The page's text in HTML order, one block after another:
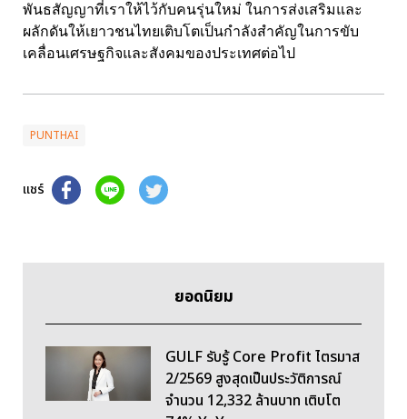
พันธสัญญาที่เราให้ไว้กับคนรุ่นใหม่ ในการส่งเสริมและ
ผลักดันให้เยาวชนไทยเติบโตเป็นกำลังสำคัญในการขับ
เคลื่อนเศรษฐกิจและสังคมของประเทศต่อไป
PUNTHAI
แชร์
ยอดนิยม
GULF รับรู้ Core Profit ไตรมาส
2/2569 สูงสุดเป็นประวัติการณ์
จำนวน 12,332 ล้านบาท เติบโต